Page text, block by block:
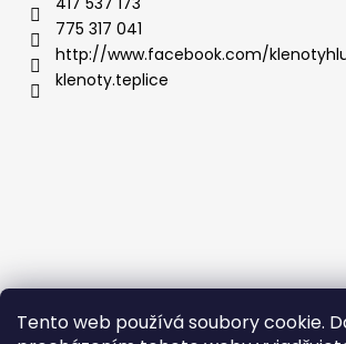
Tento web používá soubory cookie.
775 317 041
http://www.facebook.com/
klenoty.teplice